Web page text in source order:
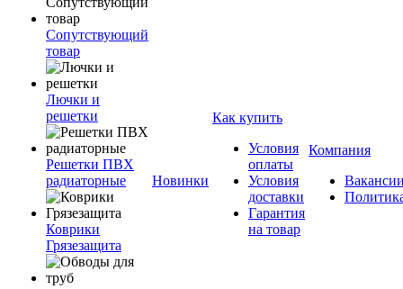
Сопутствующий
товар
Лючки и
решетки
Решетки ПВХ
радиаторные
Коврики
Грязезащита
Новинки
Как купить
Условия
оплаты
Условия
доставки
Гарантия
на товар
Компания